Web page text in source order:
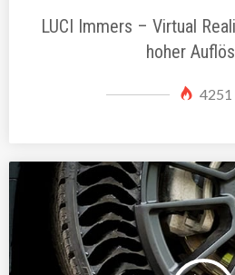
LUCI Immers – Virtual
hoher
4251